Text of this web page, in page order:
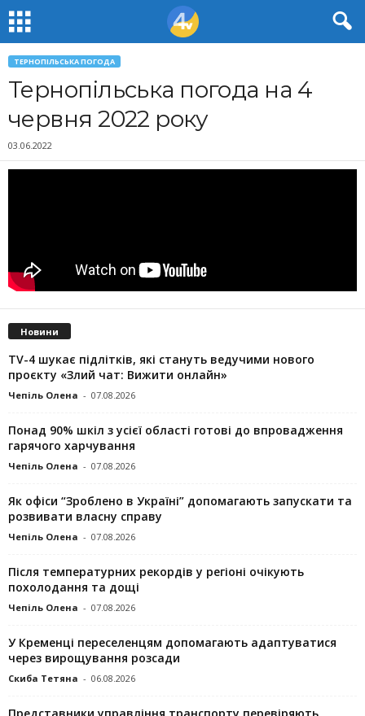
ТЕРНОПІЛЬСЬКА ПОГОДА
Тернопільська погода на 4
червня 2022 року
03.06.2022
Новини
TV-4 шукає підлітків, які стануть ведучими нового
проєкту «Злий чат: Вижити онлайн»
Чепіль Олена - 07.08.2026
Понад 90% шкіл з усієї області готові до впровадження
гарячого харчування
Чепіль Олена - 07.08.2026
Як офіси “Зроблено в Україні” допомагають запускaти та
розвивати власну справу
Чепіль Олена - 07.08.2026
Після температурних рекордів у регіоні очікують
похолодання та дощі
Чепіль Олена - 07.08.2026
У Кременці переселенцям допомагають адаптуватися
через вирощування розсади
Скиба Тетяна - 06.08.2026